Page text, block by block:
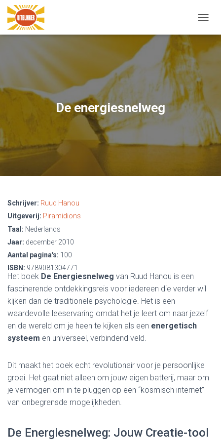
A
I
E
W
S
S
E
N
De energiesnelweg
Schrijver: Ruud Hanou
Uitgeverij: Piramidions
Taal: Nederlands
Jaar: december 2010
Aantal pagina's: 100
ISBN: 9789081304771
Het boek De Energiesnelweg van Ruud Hanou is een
fascinerende ontdekkingsreis voor iedereen die verder wil
kijken dan de traditionele psychologie. Het is een
waardevolle leeservaring omdat het je leert om naar jezelf
en de wereld om je heen te kijken als een energetisch
systeem en universeel, verbindend veld.
Dit maakt het boek echt revolutionair voor je persoonlijke
groei. Het gaat niet alleen om jouw eigen batterij, maar om
je vermogen om in te pluggen op een “kosmisch internet”
van onbegrensde mogelijkheden.
De Energiesnelweg: Jouw Creatie-tool